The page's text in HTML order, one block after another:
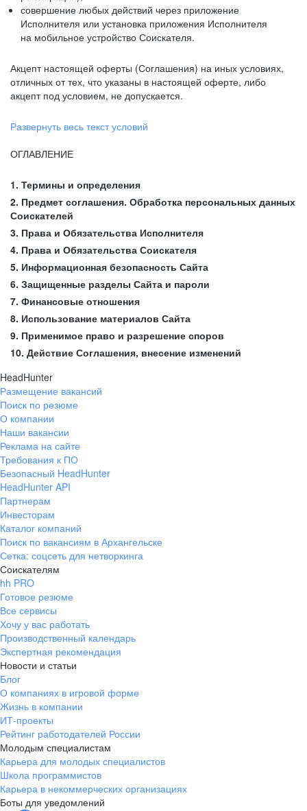
совершение любых действий через приложение
Исполнителя или установка приложения Исполнителя
на мобильное устройство Соискателя.
Акцепт настоящей оферты (Соглашения) на иных условиях,
отличных от тех, что указаны в настоящей оферте, либо
акцепт под условием, не допускается.
Развернуть весь текст условий
ОГЛАВЛЕНИЕ
1. Термины и определения
2. Предмет соглашения. Обработка персональных данных
Соискателей
3. Права и Обязательства Исполнителя
4. Права и Обязательства Соискателя
5. Информационная безопасность Сайта
6. Защищенные разделы Сайта и пароли
7. Финансовые отношения
8. Использование материалов Сайта
9. Применимое право и разрешение споров
10. Действие Соглашения, внесение изменений
HeadHunter
Размещение вакансий
Поиск по резюме
О компании
Наши вакансии
Реклама на сайте
Требования к ПО
Безопасный HeadHunter
HeadHunter API
Партнерам
Инвесторам
Каталог компаний
Поиск по вакансиям в Архангельске
Сетка: соцсеть для нетворкинга
Соискателям
hh PRO
Готовое резюме
Все сервисы
Хочу у вас работать
Производственный календарь
Экспертная рекомендация
Новости и статьи
Блог
О компаниях в игровой форме
Жизнь в компании
ИТ-проекты
Рейтинг работодателей России
Молодым специалистам
Карьера для молодых специалистов
Школа программистов
Карьера в некоммерческих организациях
Боты для уведомлений